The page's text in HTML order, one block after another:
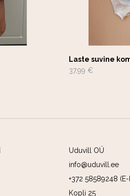
Laste suvine
37,99 €
Uduvill OÜ
info@uduvill.ee
+372 58589248
Kopli 25